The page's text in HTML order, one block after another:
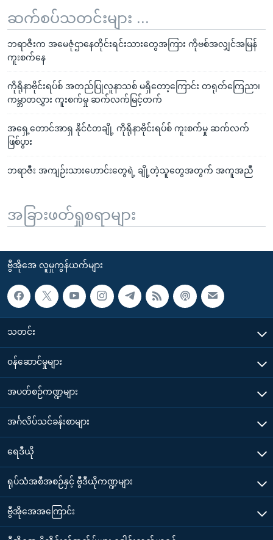
ဆက်စပ်သတင်းများ ...
ဘရာဇီးက အမေဇုံဌာနေတိုင်းရင်းသားတွေအကြား ကိုဗစ်အလျှင်အမြန်
ကူးစက်နေ
ကိုရိုနာဗိုင်းရပ်စ် အတည်ပြုလူနာသစ် မရှိတော့ကြောင်း တရုတ်ကြေညာ၊
ကမ္ဘာတလွှား ကူးစက်မှု ဆက်လက်မြင့်တက်
အရှေ့တောင်အာရှ နိုင်ငံတချို့ ကိုရိုနာဗိုင်းရပ်စ် ကူးစက်မှု ဆက်လက်
ဖြစ်ပွား
ဘရာဇီး အကျဉ်းသားဟောင်းတွေရဲ့ ချို့တဲ့သူတွေအတွက် အကူအညီ
အခြားဖတ်ရှုစရာများ
ဗွီအိုအေ လူမှုကွန်ယက်များ
သတင်း
၀န်ဆောင်မှုများ
အပတ်စဉ်ကဏ္ဍများ
အင်္ဂလိပ်သင်ခန်းစာများ
ရေဒီယို
ရုပ်သံအစီအစဉ်နှင့် ဗွီဒီယိုကဏ္ဍများ
ဗွီအိုအေအကြောင်း